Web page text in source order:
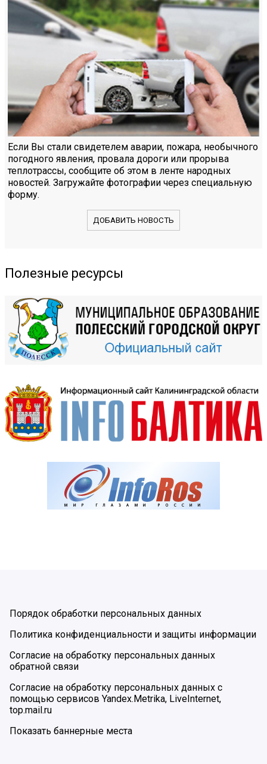
Если Вы стали свидетелем аварии, пожара, необычного
погодного явления, провала дороги или прорыва
теплотрассы, сообщите об этом в ленте народных
новостей. Загружайте фотографии через специальную
форму.
ДОБАВИТЬ НОВОСТЬ
Полезные ресурсы
Порядок обработки персональных данных
Политика конфиденциальности и защиты информации
Согласие на обработку персональных данных
обратной связи
Согласие на обработку персональных данных с
помощью сервисов Yandex.Metrika, LiveInternet,
top.mail.ru
Показать баннерные места